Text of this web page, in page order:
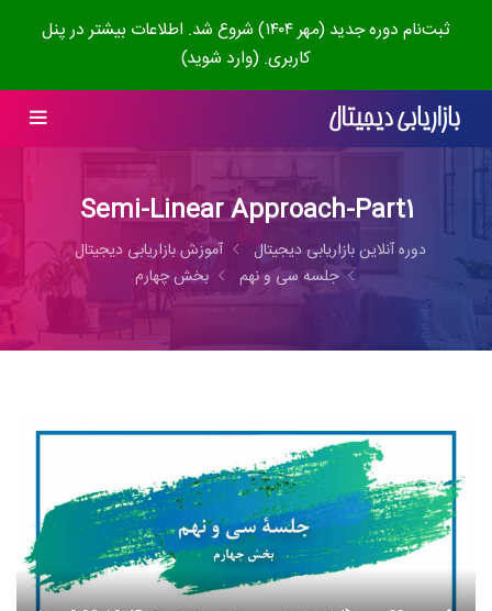
ثبت‌نام دوره جدید (مهر ۱۴۰۴) شروع شد. اطلاعات بیشتر در پنل
کاربری. (وارد شوید)
Semi-Linear Approach-Part1
دوره آنلاین بازاریابی دیجیتال
آموزش بازاریابی دیجیتال
جلسه سی و نهم
بخش چهارم